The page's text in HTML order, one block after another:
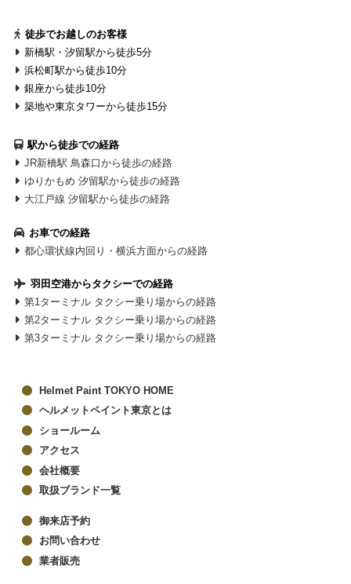
徒歩でお越しのお客様
新橋駅・汐留駅から徒歩5分
浜松町駅から徒歩10分
銀座から徒歩10分
築地や東京タワーから徒歩15分
駅から徒歩での経路
JR新橋駅 鳥森口から徒歩の経路
ゆりかもめ 汐留駅から徒歩の経路
大江戸線 汐留駅から徒歩の経路
お車での経路
都心環状線内回り・横浜方面からの経路
羽田空港からタクシーでの経路
第1ターミナル タクシー乗り場からの経路
第2ターミナル タクシー乗り場からの経路
第3ターミナル タクシー乗り場からの経路
Helmet Paint TOKYO HOME
ヘルメットペイント東京とは
ショールーム
アクセス
会社概要
取扱ブランド一覧
御来店予約
お問い合わせ
業者販売